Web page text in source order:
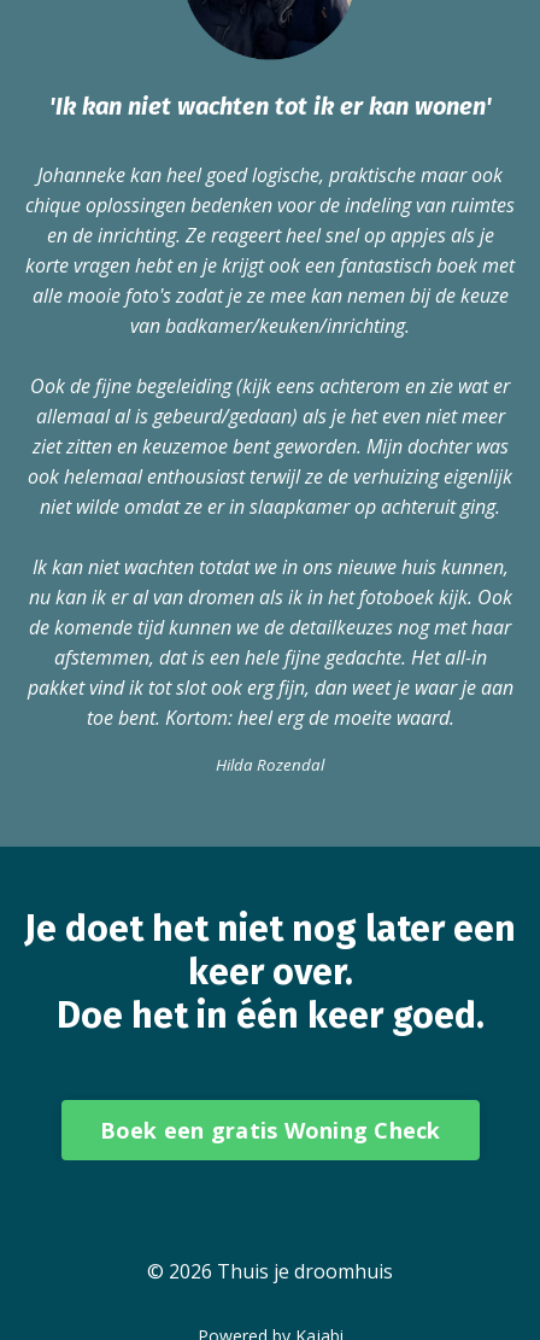
'Ik kan niet wachten tot ik er kan wonen'
Johanneke kan heel goed logische, praktische maar ook
chique oplossingen bedenken voor de indeling van ruimtes
en de inrichting. Ze reageert heel snel op appjes als je
korte vragen hebt en je krijgt ook een fantastisch boek met
alle mooie foto's zodat je ze mee kan nemen bij de keuze
van badkamer/keuken/inrichting.
Ook de fijne begeleiding (kijk eens achterom en zie wat er
allemaal al is gebeurd/gedaan) als je het even niet meer
ziet zitten en keuzemoe bent geworden. Mijn dochter was
ook helemaal enthousiast terwijl ze de verhuizing eigenlijk
niet wilde omdat ze er in slaapkamer op achteruit ging.
Ik kan niet wachten totdat we in ons nieuwe huis kunnen,
nu kan ik er al van dromen als ik in het fotoboek kijk. Ook
de komende tijd kunnen we de detailkeuzes nog met haar
afstemmen, dat is een hele fijne gedachte. Het all-in
pakket vind ik tot slot ook erg fijn, dan weet je waar je aan
toe bent. Kortom: heel erg de moeite waard.
Hilda Rozendal
Je doet het niet nog later een
keer over.
Doe het in één keer goed.
Boek een gratis Woning Check
© 2026 Thuis je droomhuis